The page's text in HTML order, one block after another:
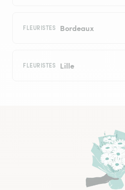
FLEURISTES Bordeaux
FLEURISTES Lille